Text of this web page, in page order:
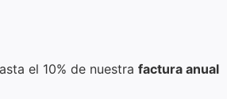
el 10% de nuestra factura anual